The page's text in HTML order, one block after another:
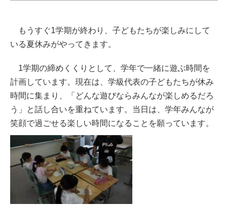
もうすぐ1学期が終わり、子どもたちが楽しみにして
いる夏休みがやってきます。
1学期の締めくくりとして、学年で一緒に遊ぶ時間を
計画しています。現在は、学級代表の子どもたちが休み
時間に集まり、「どんな遊びならみんなが楽しめるだろ
う」と話し合いを重ねています。当日は、学年みんなが
笑顔で過ごせる楽しい時間になることを願っています。